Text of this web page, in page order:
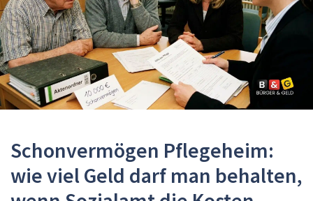
Schonvermögen Pflegeheim:
wie viel Geld darf man behalten,